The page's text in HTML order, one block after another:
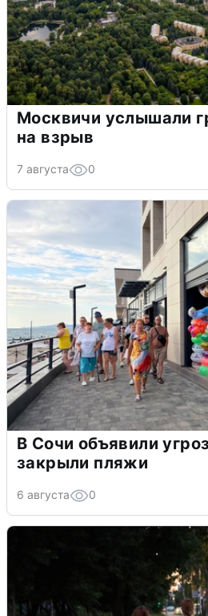
Москвичи услышали
на взрыв
7 августа 0
В Сочи объявили
закрыли пляжи
6 августа 0